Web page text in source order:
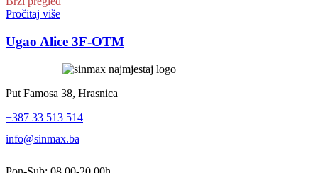
Pročitaj više
Ugao Alice 3F-OTM
Put Famosa 38, Hrasnica
+387 33 513 514
info@sinmax.ba